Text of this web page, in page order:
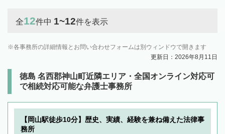
全12件中 1~12件を表示
各事務所の詳細情報とお問い合わせフォームは別ウィンドウで開きます
更新日：2026年8月11日
徳島 名西郡神山町近隣エリア・全国オンライン対応可
で相続対応可能な弁護士事務所
【岡山駅徒歩10分】歴史、実績、経験を兼ね備えた法律事
務所